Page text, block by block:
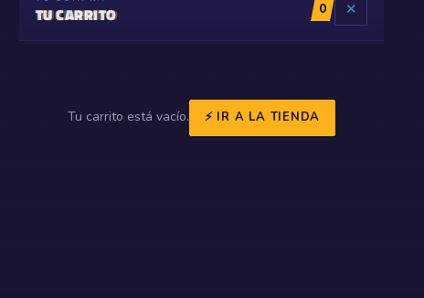
TU CARRITO 0 ✕
Tu carrito está vacío. ⚡ IR A LA TIENDA